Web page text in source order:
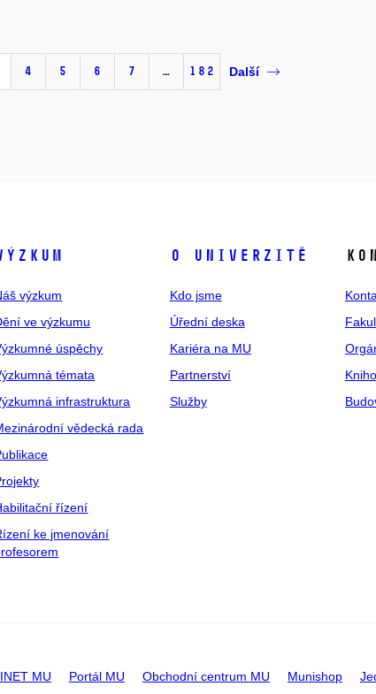
4 5 6 7 … 182 Další
výzkum
ve výzkumu
úspěchy
témata
infrastruktura
vědecká rada
řízení
ke jmenování
O univerzitě
Kdo jsme
Úřední deska
Kariéra na MU
Partnerství
Služby
INET MU Portál MU Obchodní centrum MU Munishop